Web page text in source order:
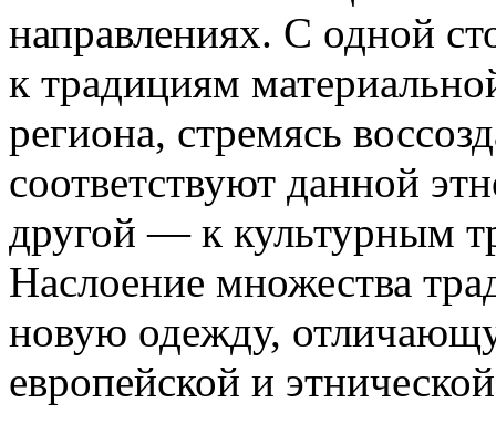
направлениях. С од­ной
к традициям
региона, стремясь
соответствуют данной
другой — к культурным
Наслоение множества
новую одежду,
европейской и